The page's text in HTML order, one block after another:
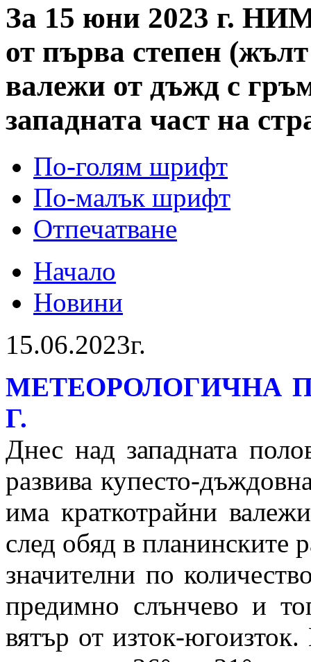
За 15 юни 2023 г.
от първа степен
валежи от дъжд с
западната част на
По-голям шрифт
По-малък шрифт
Отпечатване
Начало
Новини
15.06.2023г.
МЕТЕОРОЛОГИЧНА
Г.
Днес над западната
развива купесто-
има краткотрайни
след обяд в планинските
значителни по
предимно слънчево и
вятър от изток-